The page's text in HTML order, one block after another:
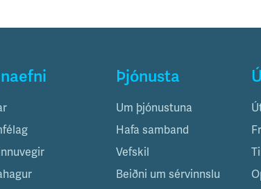
Þjónusta
Um þjónustuna
Hafa samband
Vefskil
Beiðni um sérvinnslu